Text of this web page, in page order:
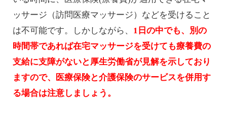
ッサージ（訪問医療マッサージ）などを受けること
は不可能です。しかしながら、 1日の中でも、別の
時間帯であれば在宅マッサージを受けても療養費の
支給に支障がないと厚生労働省が見解を示しており
ますので、医療保険と介護保険のサービスを併用す
る場合は注意しましょう。